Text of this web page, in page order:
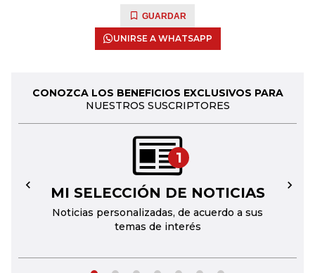
GUARDAR
UNIRSE A WHATSAPP
CONOZCA LOS BENEFICIOS EXCLUSIVOS PARA
NUESTROS SUSCRIPTORES
1
MI SELECCIÓN DE NOTICIAS
Noticias personalizadas, de acuerdo a sus
temas de interés
← →